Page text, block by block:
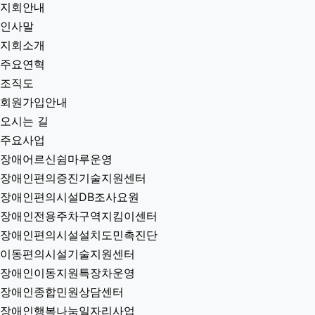
지회안내
인사말
지회소개
주요연혁
조직도
회원가입안내
오시는 길
주요사업
장애어르신쉼마루운영
장애인편의증진기술지원센터
장애인편의시설DB조사요원
장애인전용주차구역지킴이센터
장애인편의시설설치도민촉진단
이동편의시설기술지원센터
장애인이동지원특장차운영
장애인종합민원상담센터
장애인행복나눔일자리사업